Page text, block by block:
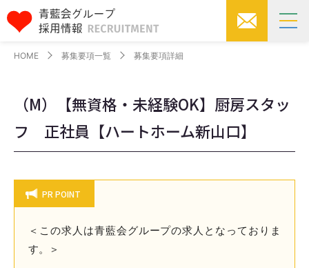
HOME 募集要項一覧 募集要項詳細
（M）【無資格・未経験OK】厨房スタッ
フ 正社員【ハートホーム新山口】
PR POINT
＜この求人は青藍会グループの求人となっておりま
す。＞